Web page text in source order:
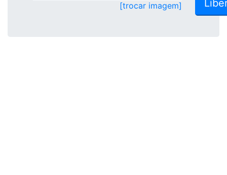
[trocar imagem]